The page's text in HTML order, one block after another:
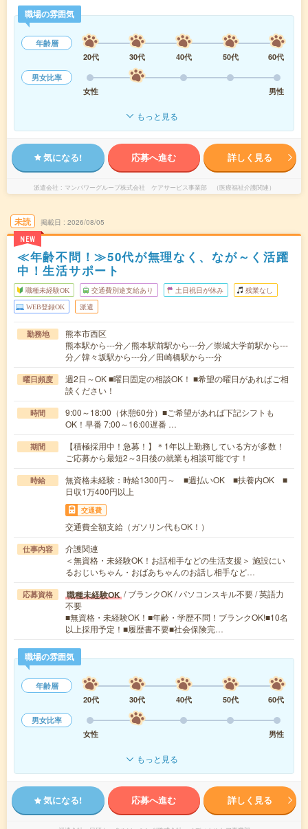
職場の雰囲気
年齢層
20代
30代 40代 50代
60代
男女比率
女性
男性
もっと見る
気になる! 応募へ進む 詳しく見る
派遣会社 マンパワーグループ株式会社 ケアサービス事業部 （医療福祉介護関連）
未読
NEW
掲載日 2026/08/05
≪年齢不問！≫50代が無理なく、なが～く活躍
中！生活サポート
職種未経験OK 交通費別途支給あり 土日祝日が休み 残業なし
WEB登録OK 派遣
勤務地
熊本市西区
熊本駅から---分／熊本駅前駅から---分／崇城大学前駅から---
分／韓々坂駅から---分／田崎橋駅から---分
曜日頻度
週2日～OK ■曜日固定の相談OK！ ■希望の曜日があればご相
談ください！
時間
9:00～18:00（休憩60分）■ご希望があれば下記シフトも
OK！早番 7:00～16:00遅番 …
期間
【積極採用中！急募！】＊1年以上勤務している方が多数！
ご応募から最短2～3日後の就業も相談可能です！
時給
無資格未経験：時給1300円～ ■週払いOK ■扶養内OK ■
日収1万400円以上
交通費
交通費全額支給（ガソリン代もOK！）
仕事内容
介護関連
＜無資格・未経験OK！お話相手などの生活支援＞ 施設にい
るおじいちゃん・おばあちゃんのお話し相手など…
応募資格 職種未経験OK / ブランクOK / パソコンスキル不要 / 英語力
不要
■無資格・未経験OK！■年齢・学歴不問！ブランクOK!■10名
以上採用予定！■履歴書不要■社会保険完…
職場の雰囲気
年齢層
20代
30代 40代 50代
60代
男女比率
女性
男性
もっと見る
気になる! 応募へ進む 詳しく見る